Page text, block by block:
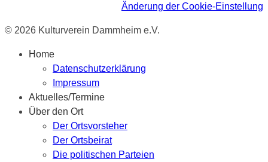
Änderung der Cookie-Einstellung
© 2026 Kulturverein Dammheim e.V.
Home
Datenschutzerklärung
Impressum
Aktuelles/Termine
Über den Ort
Der Ortsvorsteher
Der Ortsbeirat
Die politischen Parteien